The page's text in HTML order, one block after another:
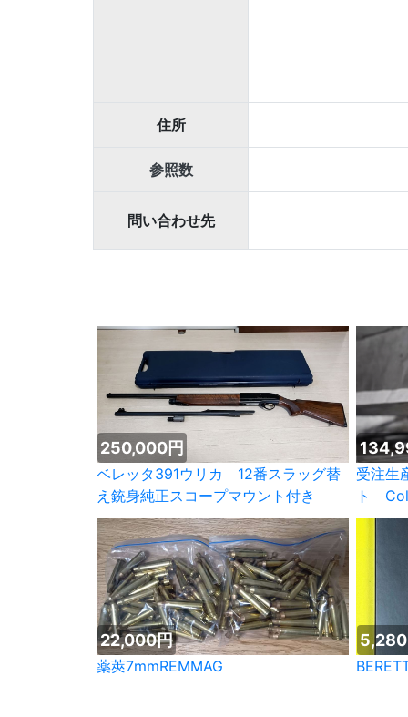
住所
参照数
問い合わせ先
250,000円
ベレッタ391ウリカ 12番スラッグ替
え銃身純正スコープマウント付き
受注生
ト
22,000円
薬莢7mmREMMAG